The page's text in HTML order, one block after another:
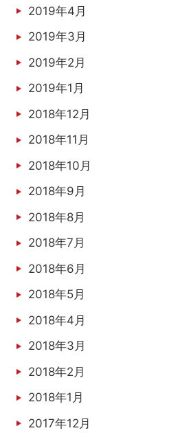
2019年4月
2019年3月
2019年2月
2019年1月
2018年12月
2018年11月
2018年10月
2018年9月
2018年8月
2018年7月
2018年6月
2018年5月
2018年4月
2018年3月
2018年2月
2018年1月
2017年12月